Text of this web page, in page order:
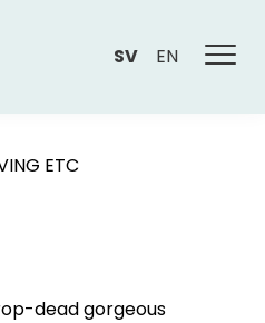
SV EN
ETC
dead gorgeous